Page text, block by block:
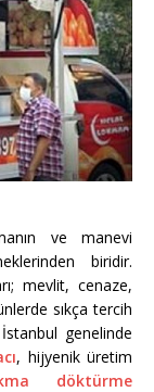
ve manevi
biridir.
mevlit, cenaze,
sıkça tercih
genelinde
, hijyenik üretim
döktürme